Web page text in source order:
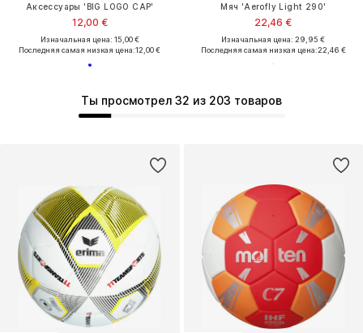
Аксессуары 'BIG LOGO CAP'
12,00 €
Изначальная цена: 15,00 €
Последняя самая низкая цена:12,00 €
Мяч 'Aerofly Light 290'
22,46 €
Изначальная цена: 29,95 €
Последняя самая низкая цена:22,46 €
Ты просмотрел 32 из 203 товаров